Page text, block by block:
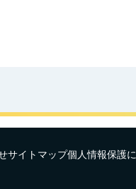
サイトマップ個人情報保護